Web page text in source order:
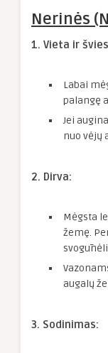
Nerinės
1. Vieta ir
Labai
palangę
Jei
nuo vėjų
2. Dirva:
Mėgsta
žemę.
augalų
3. Sodinimas: